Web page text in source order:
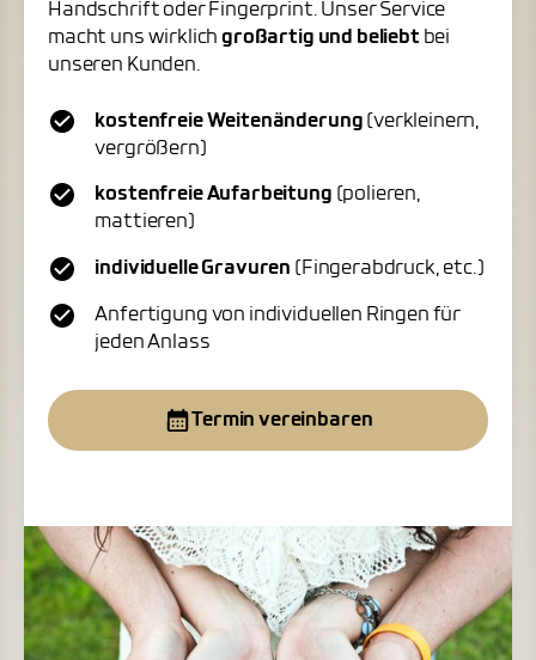
Handschrift oder Fingerprint. Unser Service
macht uns wirklichgroßartig und beliebtbei
unseren Kunden.
kostenfreie Weitenänderung (verkleinern,
vergrößern)
kostenfreie Aufarbeitung (polieren,
mattieren)
individuelle Gravuren (Fingerabdruck, etc.)
Anfertigung von individuellen Ringen für
jeden Anlass
Termin vereinbaren